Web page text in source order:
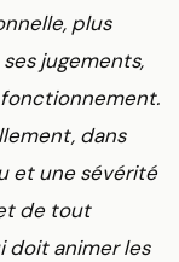
plus
jugements,
dans
et une sévérité
de tout
doit animer les